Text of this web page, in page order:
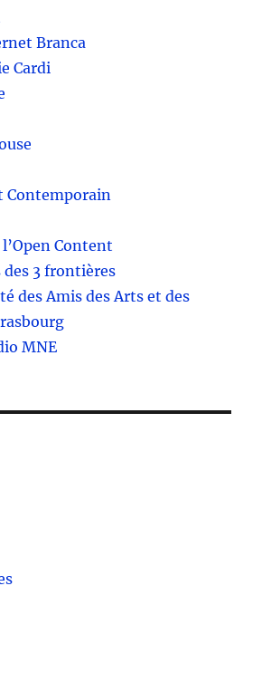
Branca
Cardi
Contemporain
Content
des 3 frontières
des Amis des Arts et des
MNE